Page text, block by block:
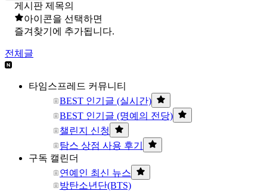
게시판 제목의
아이콘을 선택하면
즐겨찾기에 추가됩니다.
전체글
타임스프레드 커뮤니티
BEST 인기글 (실시간)
BEST 인기글 (명예의 전당)
챌린지 신청
탐스 상점 사용 후기
구독 캘린더
연예인 최신 뉴스
방탄소년단(BTS)